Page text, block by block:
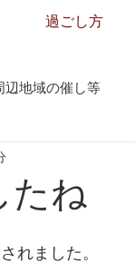
過ごし方
辺地域の催し等
たね
れました。